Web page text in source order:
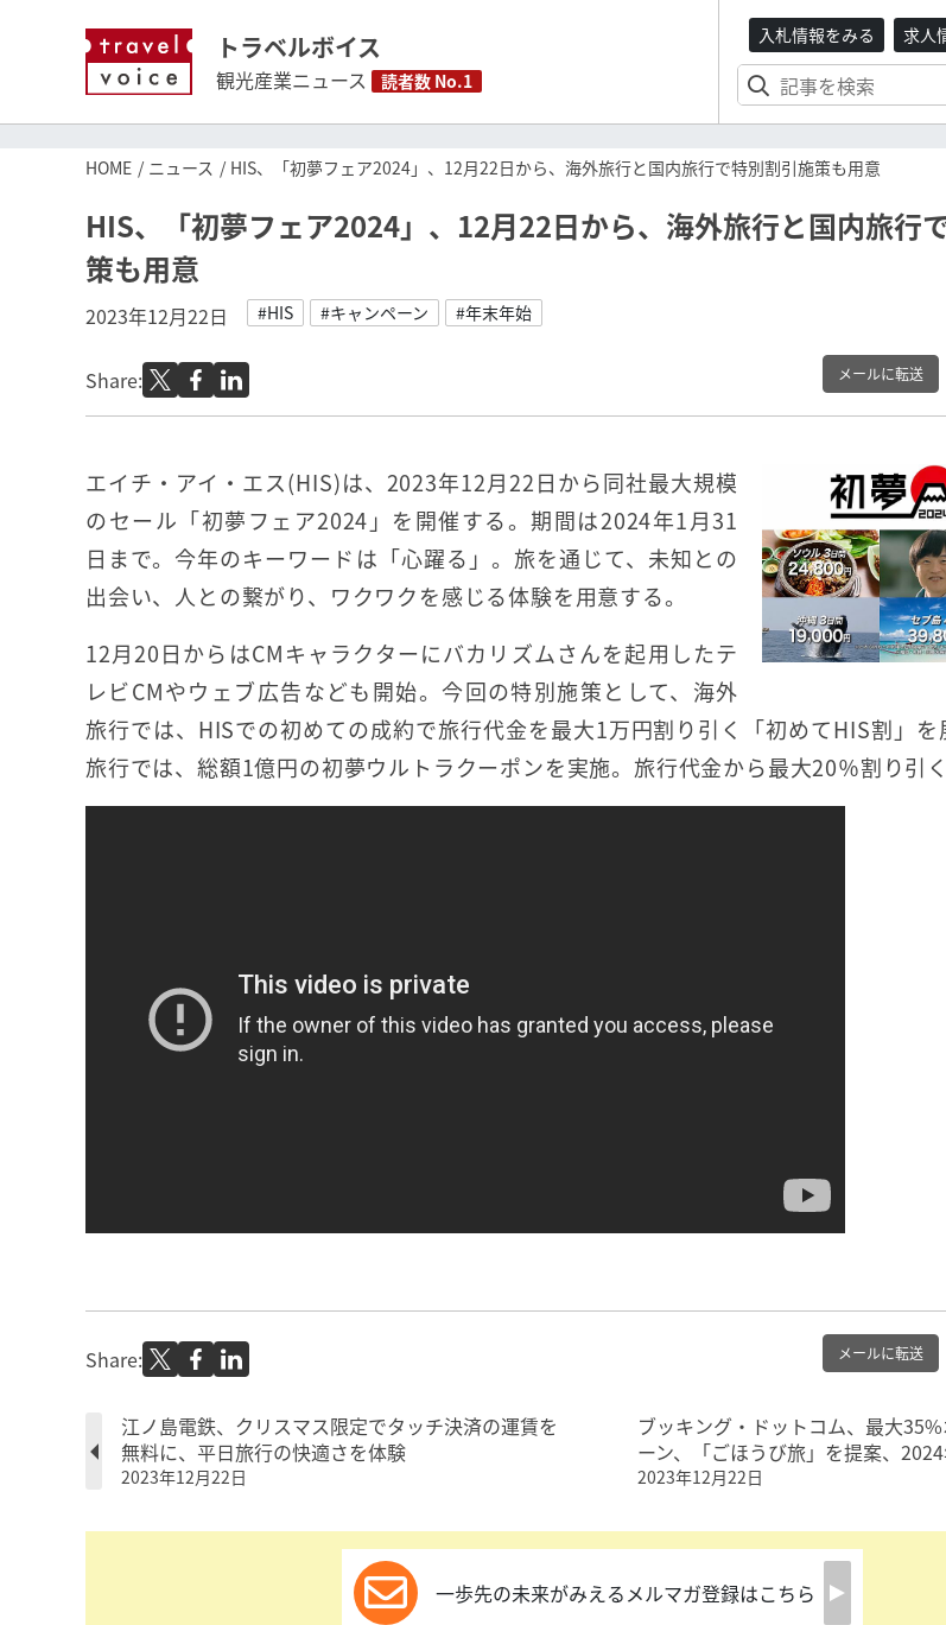
トラベルボイス
観光産業ニュース 読者数 No.1
入札情報をみる 求人
HOME ニュース HIS、「初夢フェア2024」、12月22日から、海外旅行と国内旅行で特別割引施策も用意
HIS、「初夢フェア2024」、12月22日から、海外旅行と国内旅行
策も用意
2023年12月22日 #HIS #キャンペーン #年末年始
Share: メールに転送
エイチ・アイ・エス(HIS)は、2023年12月22日から同社最大規模
のセール「初夢フェア2024」を開催する。期間は2024年1月31
日まで。今年のキーワードは「心躍る」。旅を通じて、未知との
出会い、人との繋がり、ワクワクを感じる体験を用意する。
12月20日からはCMキャラクターにバカリズムさんを起用したテ
レビCMやウェブ広告なども開始。今回の特別施策として、海外
旅行では、HISでの初めての成約で旅行代金を最大1万円割り引く「初めてHIS割」
旅行では、総額1億円の初夢ウルトラクーポンを実施。旅行代金から最大20％割り引く
Share: メールに転送
江ノ島電鉄、クリスマス限定でタッチ決済の運賃を
無料に、平日旅行の快適さを体験
2023年12月22日
ブッキング・ドットコム、最大
ーン、「ごほうび旅」を提案、
2023年12月22日
一歩先の未来がみえるメルマガ登録はこちら